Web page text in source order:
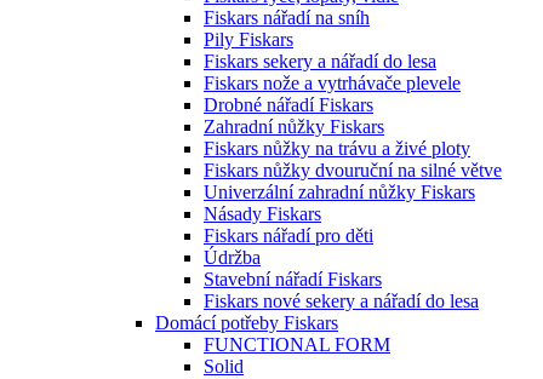
Fiskars nářadí na sníh
Pily Fiskars
Fiskars sekery a nářadí do lesa
Fiskars nože a vytrhávače plevele
Drobné nářadí Fiskars
Zahradní nůžky Fiskars
Fiskars nůžky na trávu a živé ploty
Fiskars nůžky dvouruční na silné větve
Univerzální zahradní nůžky Fiskars
Násady Fiskars
Fiskars nářadí pro děti
Údržba
Stavební nářadí Fiskars
Fiskars nové sekery a nářadí do lesa
Domácí potřeby Fiskars
FUNCTIONAL FORM
Solid